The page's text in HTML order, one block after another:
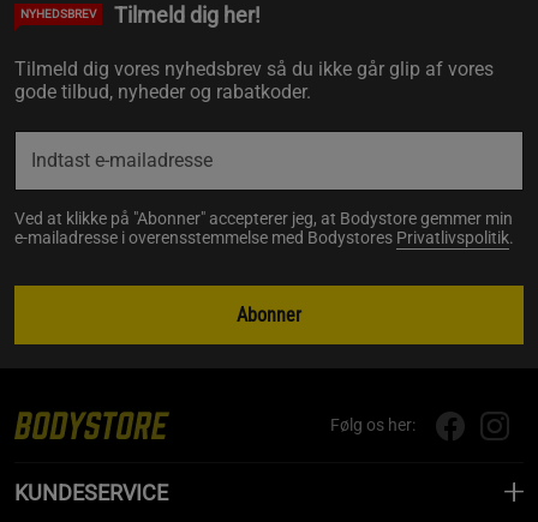
NYHEDSBREV Tilmeld dig her!
Tilmeld dig vores nyhedsbrev så du ikke går glip af vores
gode tilbud, nyheder og rabatkoder.
Ved at klikke på "Abonner" accepterer jeg, at Bodystore gemmer min
e-mailadresse i overensstemmelse med Bodystores Privatlivspolitik.
Abonner
Følg os her:
KUNDESERVICE